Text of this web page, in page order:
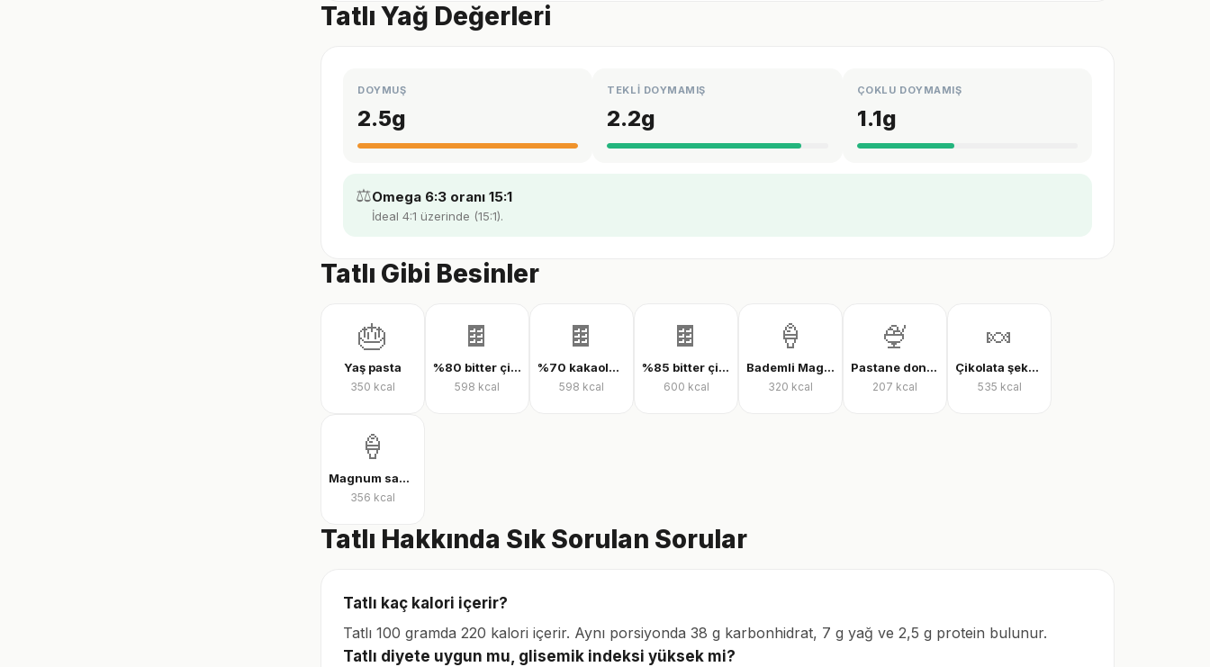
Tatlı Yağ Değerleri
DOYMUŞ
2.5g
TEKLİ DOYMAMIŞ
2.2g
ÇOKLU DOYMAMIŞ
1.1g
⚖️Omega 6:3 oranı 15:1
İdeal 4:1 üzerinde (15:1).
Tatlı Gibi Besinler
🎂
Yaş pasta
350 kcal
🍫
%80 bitter çikolata
598 kcal
🍫
%70 kakaolu bitter çikolata
598 kcal
🍫
%85 bitter çikolata
600 kcal
🍦
Bademli Magnum dondurma
320 kcal
🍨
Pastane dondurması
207 kcal
🍬
Çikolata şekeri
535 kcal
🍦
Magnum sandviç bademli dondurma
356 kcal
Tatlı Hakkında Sık Sorulan Sorular
Tatlı kaç kalori içerir?
Tatlı 100 gramda 220 kalori içerir. Aynı porsiyonda 38 g karbonhidrat, 7 g yağ ve 2,5 g protein bulunur.
Tatlı diyete uygun mu, glisemik indeksi yüksek mi?